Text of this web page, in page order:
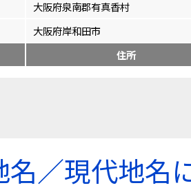
大阪府泉南郡有真香村
大阪府岸和田市
住所
名／現代地名